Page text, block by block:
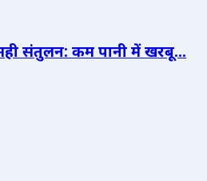
संतुलन: कम पानी में खरबू...